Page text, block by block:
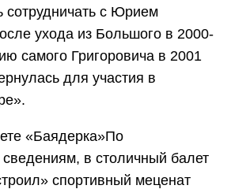
сотрудничать с Юрием
ухода из Большого в 2000-
самого Григоровича в 2001
для участия в
«Баядерка»По
в столичный балет
спортивный меценат